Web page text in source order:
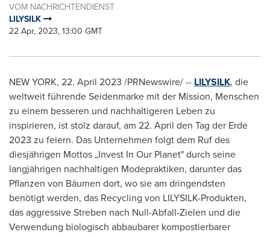
VOM NACHRICHTENDIENST
LILYSILK
22 Apr, 2023, 13:00 GMT
NEW YORK, 22. April 2023 /PRNewswire/ -- LILYSILK, die
weltweit führende Seidenmarke mit der Mission, Menschen
zu einem besseren und nachhaltigeren Leben zu
inspirieren, ist stolz darauf, am 22. April den Tag der Erde
2023 zu feiern. Das Unternehmen folgt dem Ruf des
diesjährigen Mottos „Invest In Our Planet" durch seine
langjährigen nachhaltigen Modepraktiken, darunter das
Pflanzen von Bäumen dort, wo sie am dringendsten
benötigt werden, das Recycling von LILYSILK-Produkten,
das aggressive Streben nach Null-Abfall-Zielen und die
Verwendung biologisch abbaubarer kompostierbarer